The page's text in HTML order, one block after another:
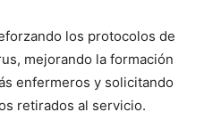
los protocolos de
mejorando la formación
enfermeros y solicitando
retirados al servicio.